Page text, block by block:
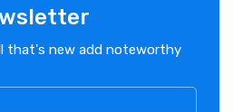
that's new add noteworthy